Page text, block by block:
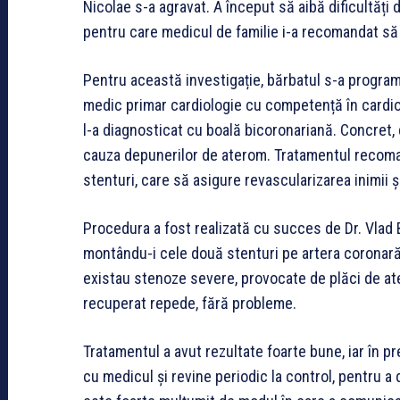
Nicolae s-a agravat. A început să aibă
pentru care medicul de familie i-a recomandat
Pentru această investigație, bărbatul s-a
medic primar cardiologie cu competență în
l-a diagnosticat cu boală bicoronariană.
cauza depunerilor de aterom. Tratamentul
stenturi, care să asigure revascularizarea inimii
Procedura a fost realizată cu succes de Dr. Vlad
montându-i cele două stenturi pe artera
existau stenoze severe, provocate de plăci de
recuperat repede, fără probleme.
Tratamentul a avut rezultate foarte bune, iar în
cu medicul și revine periodic la control, pentru